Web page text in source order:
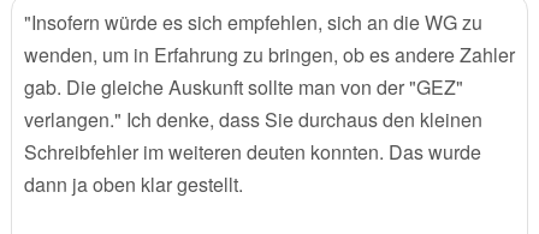
"Insofern würde es sich empfehlen, sich an die WG zu
wenden, um in Erfahrung zu bringen, ob es andere Zahler
gab. Die gleiche Auskunft sollte man von der "GEZ"
verlangen." Ich denke, dass Sie durchaus den kleinen
Schreibfehler im weiteren deuten konnten. Das wurde
dann ja oben klar gestellt.